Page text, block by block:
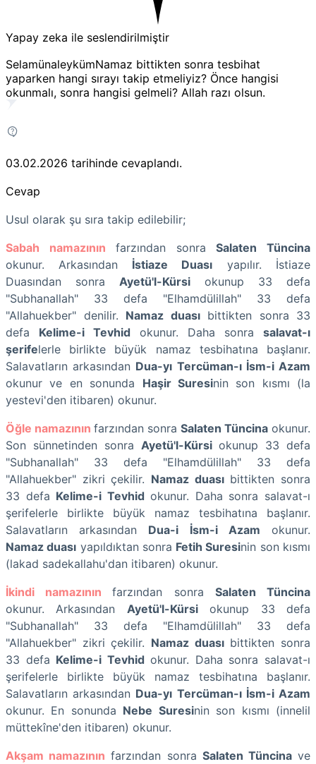
Yapay zeka ile seslendirilmiştir
Selamünaleyküm ​Namaz bittikten sonra tesbihat
yaparken hangi sırayı takip etmeliyiz? Önce hangisi
okunmalı, sonra hangisi gelmeli? Allah razı olsun.
03.02.2026 tarihinde cevaplandı.
Cevap
Usul olarak şu sıra takip edilebilir;
Sabah namazının farzından sonraSalaten Tüncina
okunur. Arkasından İstiaze Duası yapılır. İstiaze
Duasından sonra Ayetü'l-Kürsi okunup 33 defa
"Subhanallah" 33 defa "Elhamdülillah" 33 defa
"Allahuekber" denilir. Namaz duasıbittikten sonra 33
defa Kelime-i Tevhid okunur. Daha sonra salavat-ı
şerifelerle birlikte büyük namaz tesbihatına başlanır.
Salavatların arkasından Dua-yı Tercüman-ı İsm-i Azam
okunur ve en sonunda Haşir Suresinin son kısmı (la
yestevi'den itibaren) okunur.
Öğle namazının farzından sonra Salaten Tüncina okunur.
Son sünnetinden sonra Ayetü'l-Kürsiokunup 33 defa
"Subhanallah" 33 defa "Elhamdülillah" 33 defa
"Allahuekber" zikri çekilir. Namaz duasıbittikten sonra
33 defa Kelime-i Tevhid okunur. Daha sonra salavat-ı
şerifelerle birlikte büyük namaz tesbihatına başlanır.
Salavatların arkasından Dua-i İsm-i Azam okunur.
Namaz duası yapıldıktan sonra Fetih Suresinin son kısmı
(lakad sadekallahu'dan itibaren) okunur.
İkindi namazınınfarzından sonra Salaten Tüncina
okunur. Arkasından Ayetü'l-Kürsiokunup 33 defa
"Subhanallah" 33 defa "Elhamdülillah" 33 defa
"Allahuekber" zikri çekilir. Namaz duasıbittikten sonra
33 defa Kelime-i Tevhid okunur. Daha sonra salavat-ı
şerifelerle birlikte büyük namaz tesbihatına başlanır.
Salavatların arkasından Dua-yı Tercüman-ı İsm-i Azam
okunur. En sonunda Nebe Suresinin son kısmı (innelil
müttekîne'den itibaren) okunur.
Akşam namazının farzından sonra Salaten Tüncinave